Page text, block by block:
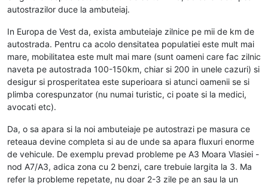
autostrazilor duce la ambuteiaj.
In Europa de Vest da, exista ambuteiaje zilnice pe mii de km de
autostrada. Pentru ca acolo densitatea populatiei este mult mai
mare, mobilitatea este mult mai mare (sunt oameni care fac zilnic
naveta pe autostrada 100-150km, chiar si 200 in unele cazuri) si
desigur si prosperitatea este superioara si atunci oamenii se si
plimba corespunzator (nu numai turistic, ci poate si la medici,
avocati etc).
Da, o sa apara si la noi ambuteiaje pe autostrazi pe masura ce
reteaua devine completa si au de unde sa apara fluxuri enorme
de vehicule. De exemplu prevad probleme pe A3 Moara Vlasiei -
nod A7/A3, adica zona cu 2 benzi, care trebuie largita la 3. Ma
refer la probleme repetate, nu doar 2-3 zile pe an sau la un